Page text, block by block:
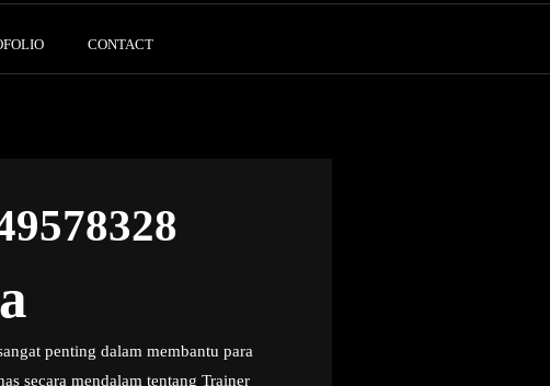
CONTACT
penting dalam membantu para
secara mendalam tentang Trainer